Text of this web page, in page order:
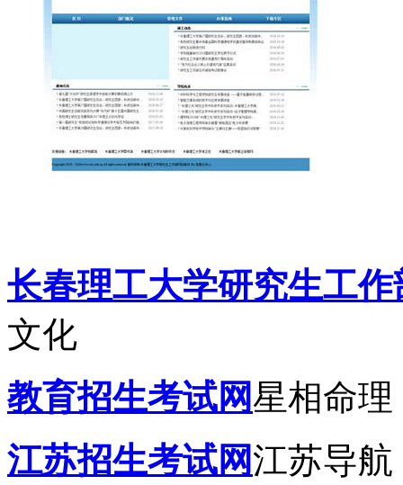
长春理工大学研究生工作
文化
教育招生考试网星相命
江苏招生考试网江苏导航